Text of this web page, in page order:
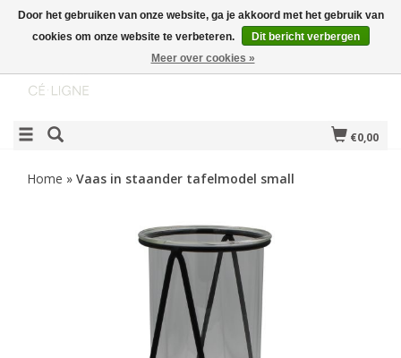
€0,00
Home » Vaas in staander tafelmodel small
Door het gebruiken van onze website, ga je akkoord met het gebruik van
cookies om onze website te verbeteren.
Dit bericht verbergen
Meer over cookies »